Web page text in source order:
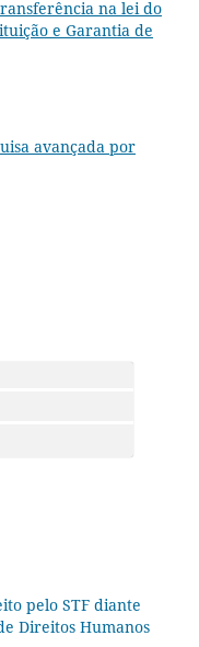
na lei do
e Garantia de
avançada por
pelo STF diante
Direitos Humanos